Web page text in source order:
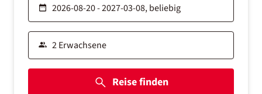
Reise finden